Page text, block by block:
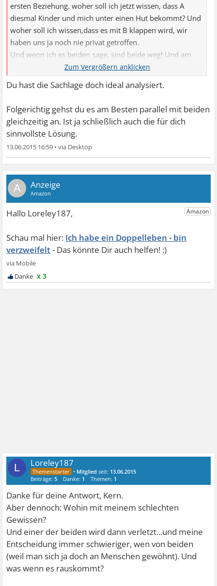
ersten Beziehung. woher soll ich jetzt wissen, dass A
diesmal Kinder und mich unter einen Hut bekommt? Und
woher soll ich wissen,dass es mit B klappen wird, wir
haben uns ja noch nie privat getroffen.
Und wenn ich es beiden sage, sind beide weg! Und am
allerwenigsten möchte ich sie verletzen, ich habe aber
beiden Hoffnungen gemacht. Ich gehe gerade irgendwie
fremd und es kommt mir vor wie ein doppelleben.
Du hast die Sachlage doch ideal analysiert.
Folgerichtig gehst du es am Besten parallel mit beiden
gleichzeitig an. Ist ja schließlich auch die für dich
sinnvollste Lösung.
13.06.2015 16:59 •
A
Ich habe ein Doppelleben - bin
verzweifelt
x 3
L Loreley187
• Mitglied seit: 13.06.2015
Beiträge:5 Danke: 1 Themen: 1
Danke für deine Antwort, Kern.
Aber dennoch: Wohin mit meinem schlechten
Gewissen?
Und einer der beiden wird dann verletzt...und meine
Entscheidung immer schwieriger, wen von beiden
(weil man sich ja doch an Menschen gewöhnt). Und
was wenn es rauskommt?